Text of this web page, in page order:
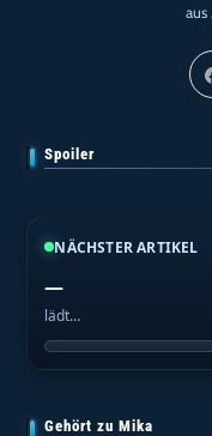
aus
Spoiler
NÄCHSTER ARTIKEL
—
lädt…
Gehört zu Mika